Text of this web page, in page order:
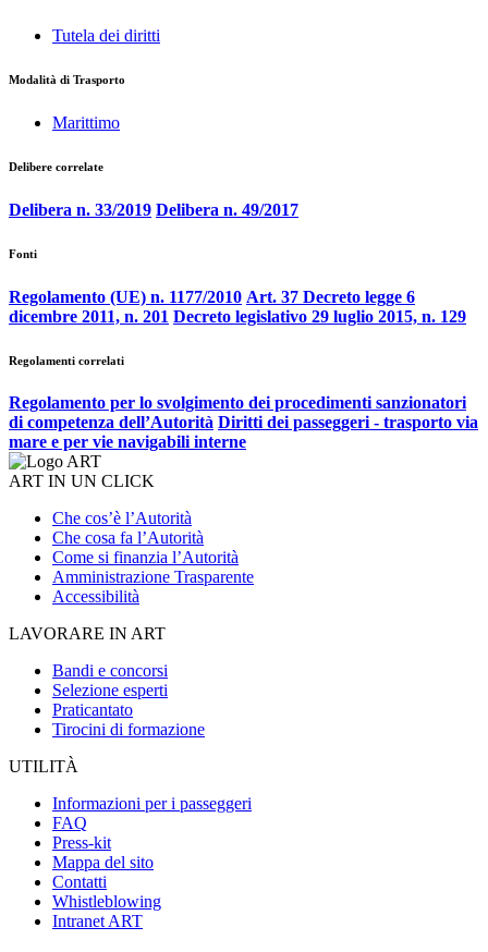
Tutela dei diritti
Modalità di Trasporto
Marittimo
Delibere correlate
Delibera n. 33/2019 Delibera n. 49/2017
Fonti
Regolamento (UE) n. 1177/2010 Art. 37 Decreto legge 6
dicembre 2011, n. 201 Decreto legislativo 29 luglio 2015, n. 129
Regolamenti correlati
Regolamento per lo svolgimento dei procedimenti sanzionatori
di competenza dell’Autorità Diritti dei passeggeri - trasporto via
mare e per vie navigabili interne
ART IN UN CLICK
Che cos’è l’Autorità
Che cosa fa l’Autorità
Come si finanzia l’Autorità
Amministrazione Trasparente
Accessibilità
LAVORARE IN ART
Bandi e concorsi
Selezione esperti
Praticantato
Tirocini di formazione
UTILITÀ
Informazioni per i passeggeri
FAQ
Press-kit
Mappa del sito
Contatti
Whistleblowing
Intranet ART